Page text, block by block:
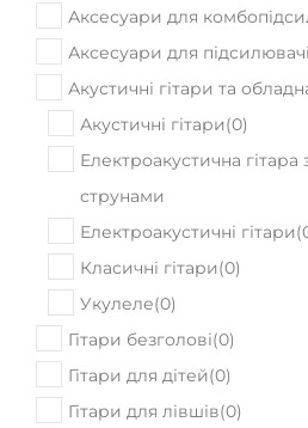
Аксесуари для
Аксесуари для
Акустичні гітари та
Акустичні гітари(0)
Електроакустична
струнами
Електроакустичні гітари(
Класичні гітари(0)
Укулеле(0)
Гітари безголові(0)
Гітари для дітей(0)
Гітари для лівшів(0)